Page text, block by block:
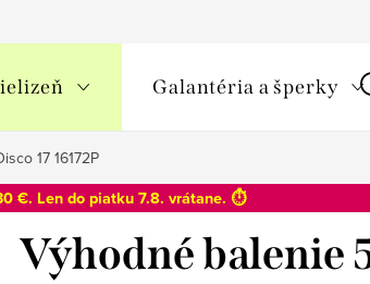
Galantéria a šperky
17 16172P
€. Len do piatku 7.8. vrátane. ⏱️
Výhodné balenie